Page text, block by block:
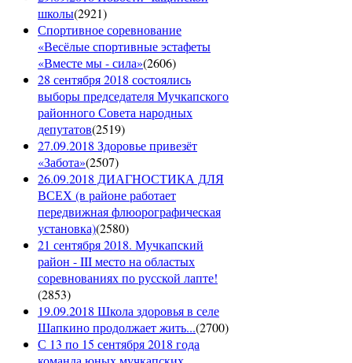
школы(2921)
Спортивное соревнование
«Весёлые спортивные эстафеты
«Вместе мы - сила»(2606)
28 сентября 2018 состоялись
выборы председателя Мучкапского
районного Совета народных
депутатов(2519)
27.09.2018 Здоровье привезёт
«Забота»(2507)
26.09.2018 ДИАГНОСТИКА ДЛЯ
ВСЕХ (в районе работает
передвижная флюорографическая
установка)(2580)
21 сентября 2018. Мучкапский
район - III место на областых
соревнованиях по русской лапте!
(2853)
19.09.2018 Школа здоровья в селе
Шапкино продолжает жить...(2700)
С 13 по 15 сентября 2018 года